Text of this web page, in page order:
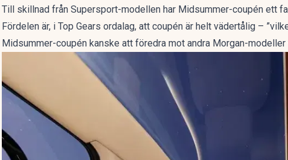
Till skillnad från Supersport-modellen har Midsummer-coupén ett
Fördelen är, i Top Gears ordalag, att coupén är helt vädertålig –
Midsummer-coupén kanske att föredra mot andra Morgan-